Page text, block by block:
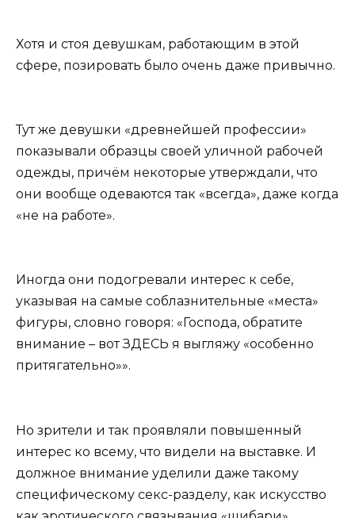
Хотя и стоя девушкам, работающим в этой
сфере, позировать было очень даже привычно.
Тут же девушки «древнейшей профессии»
показывали образцы своей уличной рабочей
одежды, причём некоторые утверждали, что
они вообще одеваются так «всегда», даже когда
«не на работе».
Иногда они подогревали интерес к себе,
указывая на самые соблазнительные «места»
фигуры, словно говоря: «Господа, обратите
внимание – вот ЗДЕСЬ я выгляжу «особенно
притягательно»».
Но зрители и так проявляли повышенный
интерес ко всему, что видели на выставке. И
должное внимание уделили даже такому
специфическому секс-разделу, как искусство